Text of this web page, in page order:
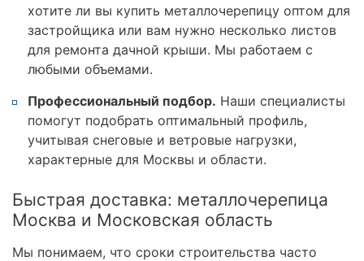
хотите ли вы купить металлочерепицу оптом для
застройщика или вам нужно несколько листов
для ремонта дачной крыши. Мы работаем с
любыми объемами.
Профессиональный подбор. Наши специалисты
помогут подобрать оптимальный профиль,
учитывая снеговые и ветровые нагрузки,
характерные для Москвы и области.
Быстрая доставка: металлочерепица
Москва и Московская область
Мы понимаем, что сроки строительства часто